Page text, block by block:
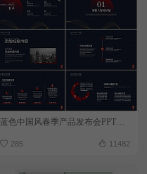
蓝色中国风春季产品发布会PPT模板
285 11482